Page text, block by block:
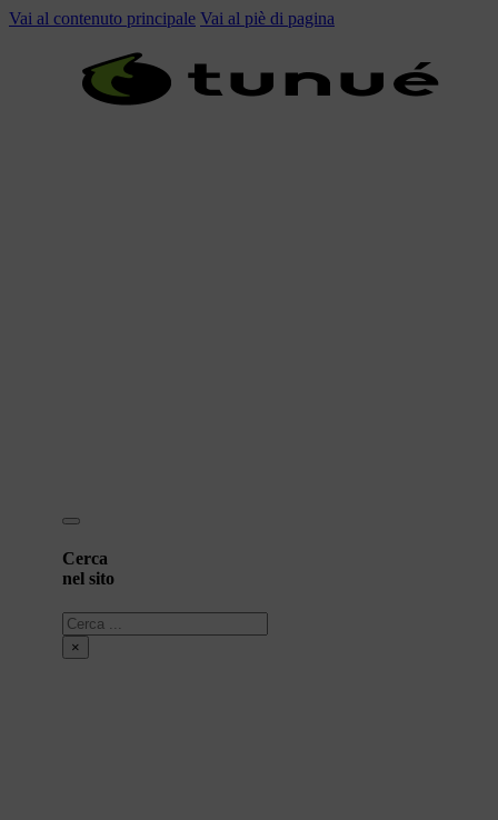
Vai al contenuto principale Vai al piè di pagina
Cerca
nel sito
Cerca
×